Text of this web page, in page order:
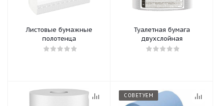
Листовые бумажные
полотенца
Туалетная бумага
двухслойная
СОВЕТУЕМ